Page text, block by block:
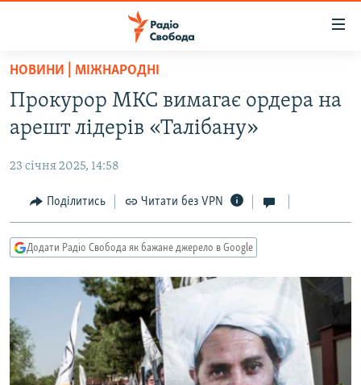
Перейти
основного
матеріалу
Перейти
до
навігації
Перейти
до
ВСЕ ЗА ДОБУ
СТАТТІ
ПОЛІТИКА
ЕКОНОМІКА
КУЛЬТУРА
СВІТ
ВІЙНА
РОСІЙСЬКА «ФІЛЬТРАЦІЯ»
КРИМ.РЕАЛІЇ
СХЕМИ
ПРИАЗОВ’Я
КИТАЙ.ВИКЛИКИ
НОВИНИ | МІЖНАРОДНІ
Прокурор МКС вимагає ордера на
арешт лідерів «Талібану»
23 січня 2025, 14:58
Поділитись Читати без VPN
Додати Радіо Свобода як бажане джерело в Google